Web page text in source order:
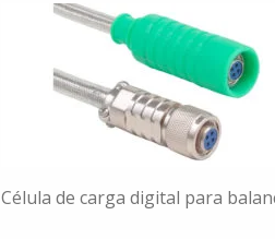
Célula de carga digital para